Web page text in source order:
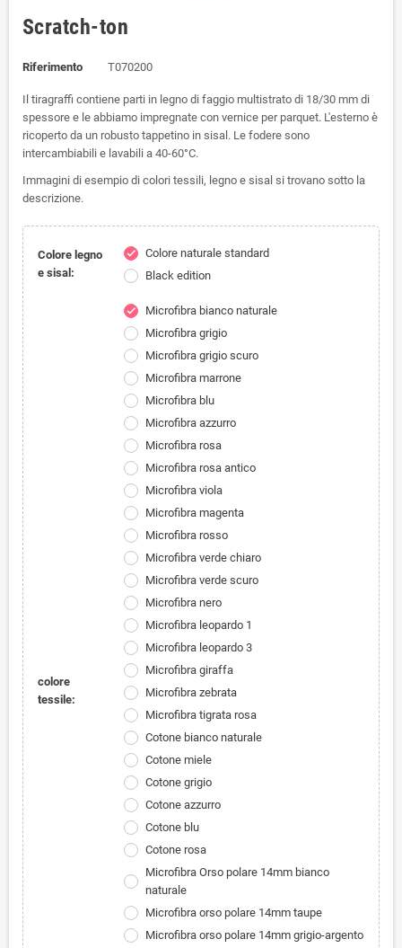
Scratch-ton
Riferimento T070200
Il tiragraffi contiene parti in legno di faggio multistrato di 18/30 mm di
spessore e le abbiamo impregnate con vernice per parquet. L'esterno è
ricoperto da un robusto tappetino in sisal. Le fodere sono
intercambiabili e lavabili a 40-60°C.
Immagini di esempio di colori tessili, legno e sisal si trovano sotto la
descrizione.
Colore legno
e sisal:
check
Colore naturale standard
Black edition
colore
tessile:
check
Microfibra bianco naturale
Microfibra grigio
Microfibra grigio scuro
Microfibra marrone
Microfibra blu
Microfibra azzurro
Microfibra rosa
Microfibra rosa antico
Microfibra viola
Microfibra magenta
Microfibra rosso
Microfibra verde chiaro
Microfibra verde scuro
Microfibra nero
Microfibra leopardo 1
Microfibra leopardo 3
Microfibra giraffa
Microfibra zebrata
Microfibra tigrata rosa
Cotone bianco naturale
Cotone miele
Cotone grigio
Cotone azzurro
Cotone blu
Cotone rosa
Microfibra Orso polare 14mm bianco
naturale
Microfibra orso polare 14mm taupe
Microfibra orso polare 14mm grigio-argento